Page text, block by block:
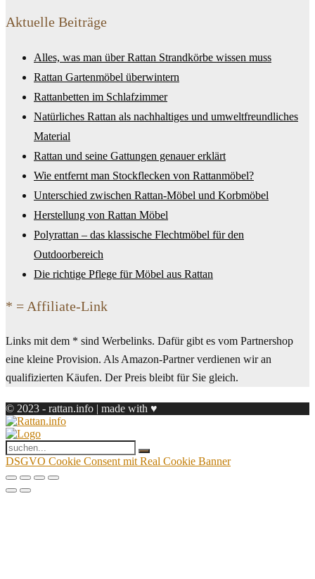
Aktuelle Beiträge
Alles, was man über Rattan Strandkörbe wissen muss
Rattan Gartenmöbel überwintern
Rattanbetten im Schlafzimmer
Natürliches Rattan als nachhaltiges und umweltfreundliches
Material
Rattan und seine Gattungen genauer erklärt
Wie entfernt man Stockflecken von Rattanmöbel?
Unterschied zwischen Rattan-Möbel und Korbmöbel
Herstellung von Rattan Möbel
Polyrattan – das klassische Flechtmöbel für den
Outdoorbereich
Die richtige Pflege für Möbel aus Rattan
* = Affiliate-Link
Links mit dem * sind Werbelinks. Dafür gibt es vom Partnershop
eine kleine Provision. Als Amazon-Partner verdienen wir an
qualifizierten Käufen. Der Preis bleibt für Sie gleich.
© 2023 - rattan.info | made with ♥
DSGVO Cookie Consent mit Real Cookie Banner